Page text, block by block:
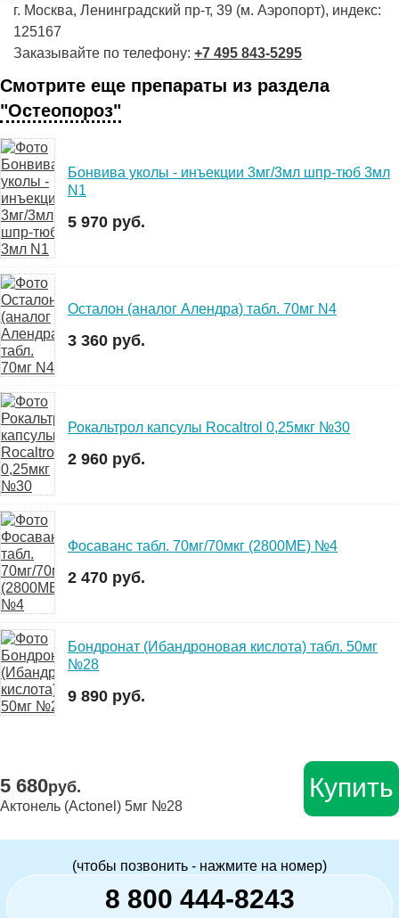
г. Москва, Ленинградский пр-т, 39 (м. Аэропорт), индекс:
125167
Заказывайте по телефону: +7 495 843-5295
Смотрите еще препараты из раздела
"Остеопороз"
Бонвива уколы - инъекции 3мг/3мл шпр-тюб 3мл
N1
5 970 руб.
Осталон (аналог Алендра) табл. 70мг N4
3 360 руб.
Рокальтрол капсулы Rocaltrol 0,25мкг №30
2 960 руб.
Фосаванс табл. 70мг/70мкг (2800МЕ) №4
2 470 руб.
Бондронат (Ибандроновая кислота) табл. 50мг
№28
9 890 руб.
5 680руб.
Актонель (Actonel) 5мг №28
Купить
(чтобы позвонить - нажмите на номер)
8 800 444-8243